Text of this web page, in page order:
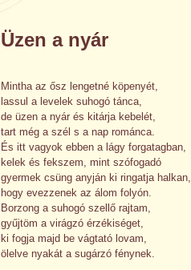
Üzen a nyár
Mintha az ősz lengetné köpenyét,
lassul a levelek suhogó tánca,
de üzen a nyár és kitárja kebelét,
tart még a szél s a nap románca.
És itt vagyok ebben a lágy forgatagban,
kelek és fekszem, mint szófogadó
gyermek csüng anyján ki ringatja halkan,
hogy evezzenek az álom folyón.
Borzong a suhogó szellő rajtam,
gyűjtöm a virágzó érzékiséget,
ki fogja majd be vágtató lovam,
ölelve nyakát a sugárzó fénynek.